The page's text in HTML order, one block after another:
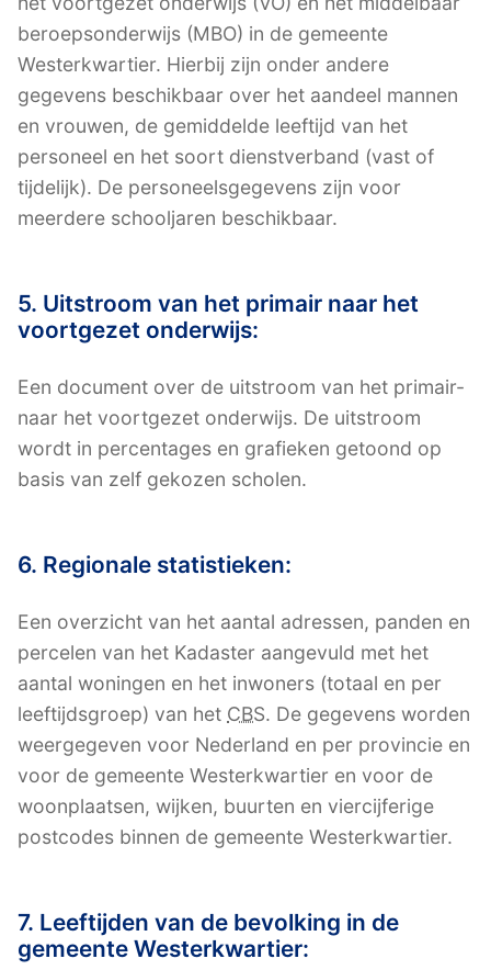
beroepsonderwijs (MBO) in de gemeente
Westerkwartier. Hierbij zijn onder andere
gegevens beschikbaar over het aandeel mannen
en vrouwen, de gemiddelde leeftijd van het
personeel en het soort dienstverband (vast of
tijdelijk). De personeelsgegevens zijn voor
meerdere schooljaren beschikbaar.
5. Uitstroom van het primair naar het
voortgezet onderwijs:
Een document over de uitstroom van het primair-
naar het voortgezet onderwijs. De uitstroom
wordt in percentages en grafieken getoond op
basis van zelf gekozen scholen.
6. Regionale statistieken:
Een overzicht van het aantal adressen, panden en
percelen van het Kadaster aangevuld met het
aantal woningen en het inwoners (totaal en per
leeftijdsgroep) van het CBS. De gegevens worden
weergegeven voor Nederland en per provincie en
voor de gemeente Westerkwartier en voor de
woonplaatsen, wijken, buurten en viercijferige
postcodes binnen de gemeente Westerkwartier.
7. Leeftijden van de bevolking in de
gemeente Westerkwartier: